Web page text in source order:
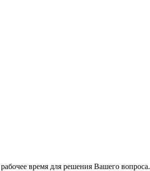
время для решения Вашего вопроса.